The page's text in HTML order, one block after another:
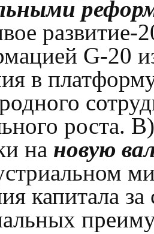
развитие-
G-20
в
роста.
на новую
капитала